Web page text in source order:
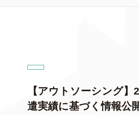
【アウトソーシング】
遣実績に基づく情報